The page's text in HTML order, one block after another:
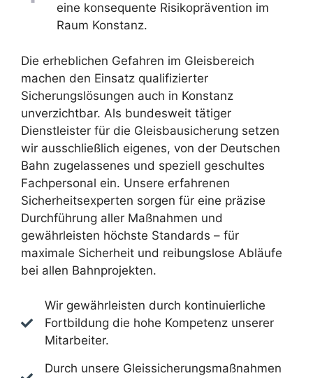
eine konsequente Risikoprävention im
Raum Konstanz.
Die erheblichen Gefahren im Gleisbereich
machen den Einsatz qualifizierter
Sicherungslösungen auch in Konstanz
unverzichtbar. Als bundesweit tätiger
Dienstleister für die Gleisbausicherung setzen
wir ausschließlich eigenes, von der Deutschen
Bahn zugelassenes und speziell geschultes
Fachpersonal ein. Unsere erfahrenen
Sicherheitsexperten sorgen für eine präzise
Durchführung aller Maßnahmen und
gewährleisten höchste Standards – für
maximale Sicherheit und reibungslose Abläufe
bei allen Bahnprojekten.
Wir gewährleisten durch kontinuierliche
Fortbildung die hohe Kompetenz unserer
Mitarbeiter.
Durch unsere Gleissicherungsmaßnahmen